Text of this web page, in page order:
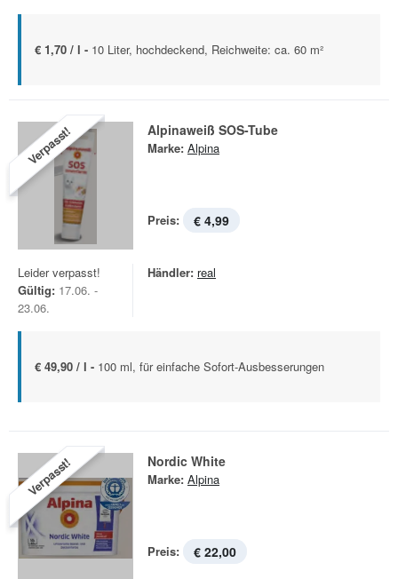
€ 1,70 / l - 10 Liter, hochdeckend, Reichweite: ca. 60 m²
Verpasst! Alpinaweiß SOS-Tube
Marke: Alpina
Preis: € 4,99
Leider verpasst!
Gültig: 17.06. -
23.06.
Händler: real
€ 49,90 / l - 100 ml, für einfache Sofort-Ausbesserungen
Verpasst! Nordic White
Marke: Alpina
Preis: € 22,00